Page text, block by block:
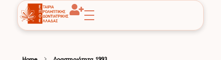
EPOE
Εταιρία Προληπτικής Οδοντιατρικής Ελλάδας